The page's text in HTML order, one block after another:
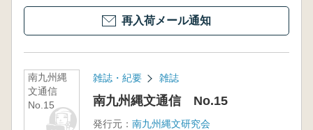
再入荷メール通知
南九州縄
文通信
No.15
雑誌・紀要 雑誌
南九州縄文通信 No.15
発行元： 南九州縄文研究会